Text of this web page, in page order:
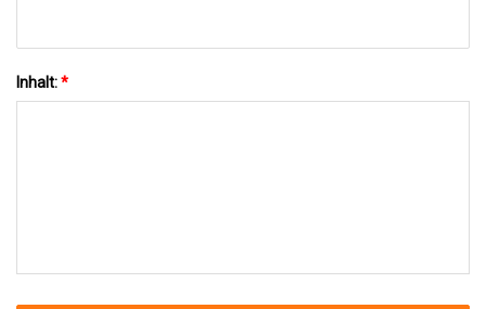
Inhalt:*